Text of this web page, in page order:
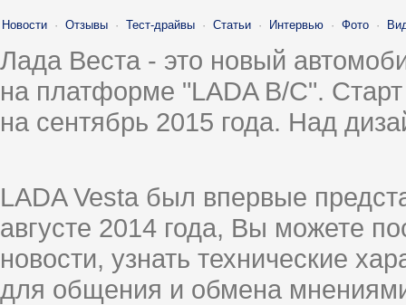
Новости · Отзывы · Тест-драйвы · Статьи · Интервью · Фото ·
Лада Веста - это новый
на платформе "LADA B/C".
на сентябрь 2015 года. Над
LADA Vesta был впервые
августе 2014 года, Вы можете
новости, узнать технические
для общения и обмена